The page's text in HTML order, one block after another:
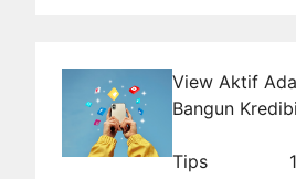
View Aktif
Bangun
Tips